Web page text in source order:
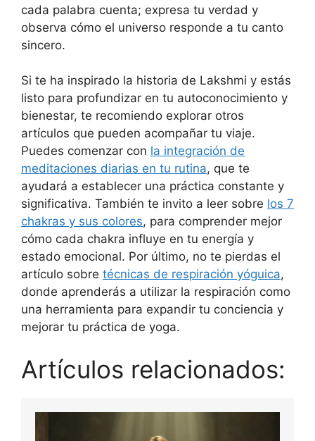
cada palabra cuenta; expresa tu verdad y
observa cómo el universo responde a tu canto
sincero.
Si te ha inspirado la historia de Lakshmi y estás
listo para profundizar en tu autoconocimiento y
bienestar, te recomiendo explorar otros
artículos que pueden acompañar tu viaje.
Puedes comenzar con la integración de
meditaciones diarias en tu rutina, que te
ayudará a establecer una práctica constante y
significativa. También te invito a leer sobre los 7
chakras y sus colores, para comprender mejor
cómo cada chakra influye en tu energía y
estado emocional. Por último, no te pierdas el
artículo sobre técnicas de respiración yóguica,
donde aprenderás a utilizar la respiración como
una herramienta para expandir tu conciencia y
mejorar tu práctica de yoga.
Artículos relacionados: